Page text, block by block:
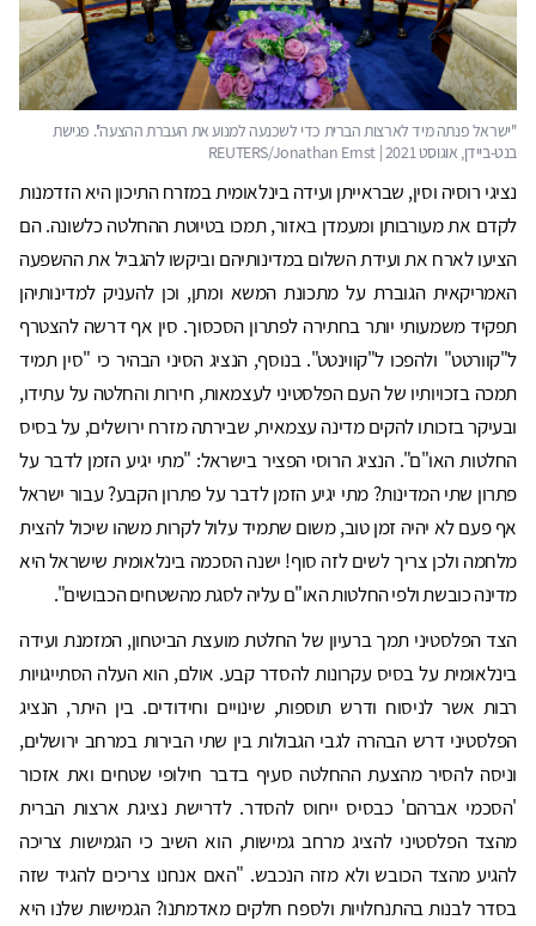
נציגי רוסיה וסין, שבראייתן ועידה בינלאומית במזרח התיכון היא הזדמנות
לקדם את מעורבותן ומעמדן באזור, תמכו בטיוטת ההחלטה כלשונה. הם
הציעו לארח את ועידת השלום במדינותיהם וביקשו להגביל את ההשפעה
האמריקאית הגוברת על מתכונת המשא ומתן, וכן להעניק למדינותיהן
תפקיד משמעותי יותר בחתירה לפתרון הסכסוך. סין אף דרשה להצטרף
ל"קוורטט" ולהפכו ל"קווינטט". בנוסף, הנציג הסיני הבהיר כי "סין תמיד
תמכה בזכויותיו של העם הפלסטיני לעצמאות, חירות והחלטה על עתידו,
ובעיקר בזכותו להקים מדינה עצמאית, שבירתה מזרח ירושלים, על בסיס
החלטות האו"ם". הנציג הרוסי הפציר בישראל: "מתי יגיע הזמן לדבר על
פתרון שתי המדינות? מתי יגיע הזמן לדבר על פתרון הקבע? עבור ישראל
אף פעם לא יהיה זמן טוב, משום שתמיד עלול לקרות משהו שיכול להצית
מלחמה ולכן צריך לשים לזה סוף! ישנה הסכמה בינלאומית שישראל היא
מדינה כובשת ולפי החלטות האו"ם עליה לסגת מהשטחים הכבושים".
הצד הפלסטיני תמך ברעיון של החלטת מועצת הביטחון, המזמנת ועידה
בינלאומית על בסיס עקרונות להסדר קבע. אולם, הוא העלה הסתייגויות
רבות אשר לניסוח ודרש תוספות, שינויים וחידודים. בין היתר, הנציג
הפלסטיני דרש הבהרה לגבי הגבולות בין שתי הבירות במרחב ירושלים,
וניסה להסיר מהצעת ההחלטה סעיף בדבר חילופי שטחים ואת אזכור
'הסכמי אברהם' כבסיס ייחוס להסדר. לדרישת נציגת ארצות הברית
מהצד הפלסטיני להציג מרחב גמישות, הוא השיב כי הגמישות צריכה
להגיע מהצד הכובש ולא מזה הנכבש. "האם אנחנו צריכים להגיד שזה
בסדר לבנות בהתנחלויות ולספח חלקים מאדמתנו? הגמישות שלנו היא